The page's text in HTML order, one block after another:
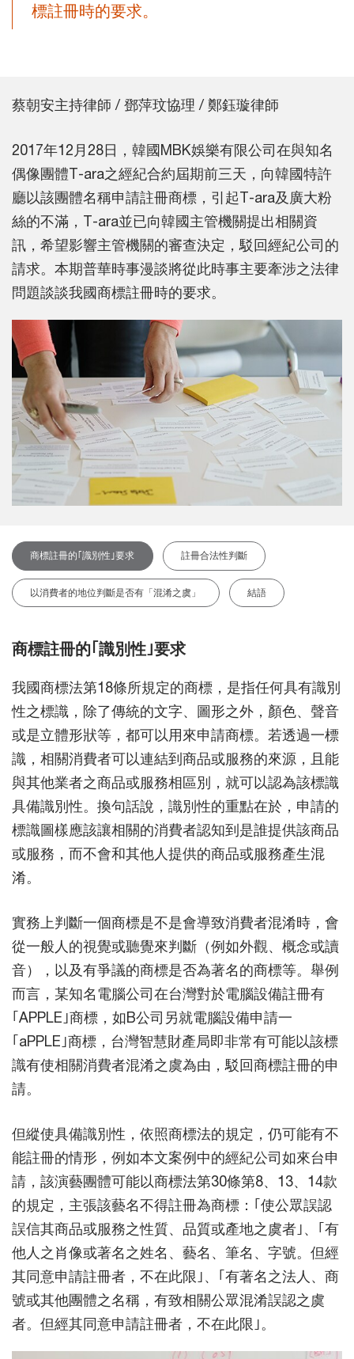
標註冊時的要求。
蔡朝安主持律師 / 鄧萍玟協理 / 鄭鈺璇律師
2017年12月28日，韓國MBK娛樂有限公司在與知名
偶像團體T-ara之經紀合約屆期前三天，向韓國特許
廳以該團體名稱申請註冊商標，引起T-ara及廣大粉
絲的不滿，T-ara並已向韓國主管機關提出相關資
訊，希望影響主管機關的審查決定，駁回經紀公司的
請求。本期普華時事漫談將從此時事主要牽涉之法律
問題談談我國商標註冊時的要求。
商標註冊的｢識別性｣要求 註冊合法性判斷
以消費者的地位判斷是否有「混淆之虞」 結語
商標註冊的｢識別性｣要求
我國商標法第18條所規定的商標，是指任何具有識別
性之標識，除了傳統的文字、圖形之外，顏色、聲音
或是立體形狀等，都可以用來申請商標。若透過一標
識，相關消費者可以連結到商品或服務的來源，且能
與其他業者之商品或服務相區別，就可以認為該標識
具備識別性。換句話說，識別性的重點在於，申請的
標識圖樣應該讓相關的消費者認知到是誰提供該商品
或服務，而不會和其他人提供的商品或服務產生混
淆。
實務上判斷一個商標是不是會導致消費者混淆時，會
從一般人的視覺或聽覺來判斷（例如外觀、概念或讀
音），以及有爭議的商標是否為著名的商標等。舉例
而言，某知名電腦公司在台灣對於電腦設備註冊有
｢APPLE｣商標，如B公司另就電腦設備申請一
｢aPPLE｣商標，台灣智慧財產局即非常有可能以該標
識有使相關消費者混淆之虞為由，駁回商標註冊的申
請。
但縱使具備識別性，依照商標法的規定，仍可能有不
能註冊的情形，例如本文案例中的經紀公司如來台申
請，該演藝團體可能以商標法第30條第8、13、14款
的規定，主張該藝名不得註冊為商標：｢使公眾誤認
誤信其商品或服務之性質、品質或產地之虞者｣、｢有
他人之肖像或著名之姓名、藝名、筆名、字號。但經
其同意申請註冊者，不在此限｣、｢有著名之法人、商
號或其他團體之名稱，有致相關公眾混淆誤認之虞
者。但經其同意申請註冊者，不在此限｣。